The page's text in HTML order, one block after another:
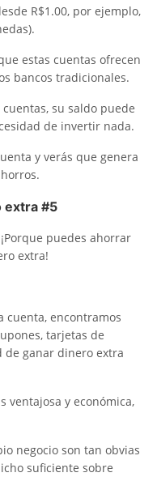
R$1.00, por ejemplo,
estas cuentas ofrecen
bancos tradicionales.
su saldo puede
de invertir nada.
y verás que genera
extra #5
¡Porque puedes ahorrar
extra!
cuenta, encontramos
tarjetas de
de ganar dinero extra
ventajosa y económica,
negocio son tan obvias
suficiente sobre